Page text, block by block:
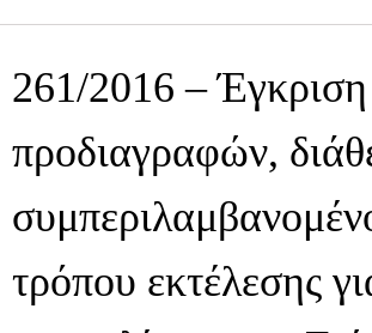
261/2016 – Έγκριση
προδιαγραφών,
τρόπου εκτέλεσης